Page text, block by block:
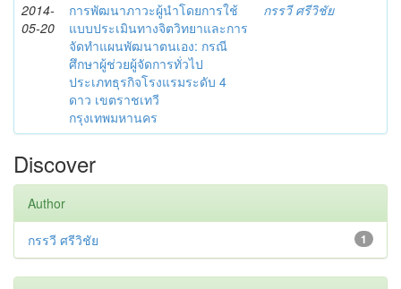
2014-
05-20
การพัฒนาภาวะผู้นำโดยการใช้
แบบประเมินทางจิตวิทยาและการ
จัดทำแผนพัฒนาตนเอง: กรณี
ศึกษาผู้ช่วยผู้จัดการทั่วไป
ประเภทธุรกิจโรงแรมระดับ 4
ดาว เขตราชเทวี
กรุงเทพมหานคร
กรรวี ศรีวิชัย
Discover
Author
1
กรรวี ศรีวิชัย